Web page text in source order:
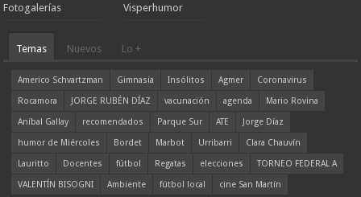
Fotogalerías Visperhumor
Temas Nuevos Lo +
Americo Schvartzman Gimnasia Insólitos Agmer
Coronavirus
Rocamora
JORGE RUBÉN DÍAZ vacunación agenda
Mario Rovina
Aníbal Gallay
recomendados Parque Sur ATE
Jorge Díaz
humor de Miércoles
Bordet Marbot Urribarri
Clara Chauvín
Lauritto
Docentes fútbol Regatas elecciones
TORNEO FEDERAL A
VALENTÍN BISOGNI
Ambiente fútbol local cine San Martín